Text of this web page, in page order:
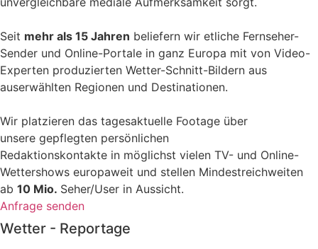
Seit mehr als 15 Jahren beliefern wir etliche Fernseher-
Sender und Online-Portale in ganz Europa mit von Video-
Experten produzierten Wetter-Schnitt-Bildern aus
auserwählten Regionen und Destinationen.
Wir platzieren das tagesaktuelle Footage über
unsere gepflegten persönlichen
Redaktionskontakte in möglichst vielen TV- und Online-
Wettershows europaweit und stellen Mindestreichweiten
ab 10 Mio. Seher/User in Aussicht.
Anfrage senden
Wetter - Reportage